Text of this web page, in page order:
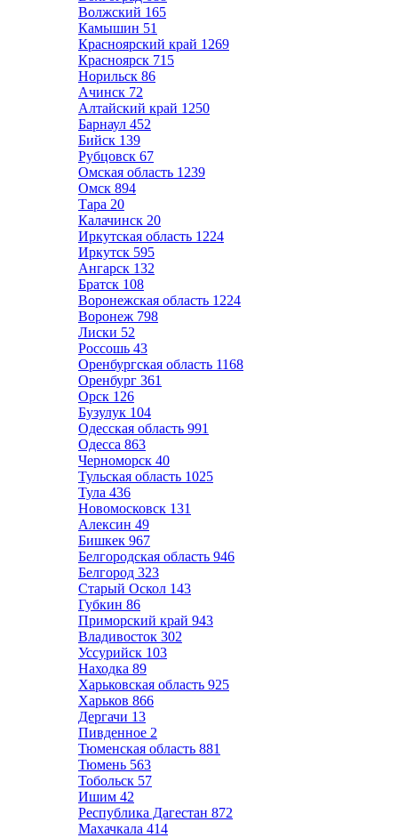
Волжский 165
Камышин 51
Красноярский край 1269
Красноярск 715
Норильск 86
Ачинск 72
Алтайский край 1250
Барнаул 452
Бийск 139
Рубцовск 67
Омская область 1239
Омск 894
Тара 20
Калачинск 20
Иркутская область 1224
Иркутск 595
Ангарск 132
Братск 108
Воронежская область 1224
Воронеж 798
Лиски 52
Россошь 43
Оренбургская область 1168
Оренбург 361
Орск 126
Бузулук 104
Одесская область 991
Одесса 863
Черноморск 40
Тульская область 1025
Тула 436
Новомосковск 131
Алексин 49
Бишкек 967
Белгородская область 946
Белгород 323
Старый Оскол 143
Губкин 86
Приморский край 943
Владивосток 302
Уссурийск 103
Находка 89
Харьковская область 925
Харьков 866
Дергачи 13
Пивденное 2
Тюменская область 881
Тюмень 563
Тобольск 57
Ишим 42
Республика Дагестан 872
Махачкала 414